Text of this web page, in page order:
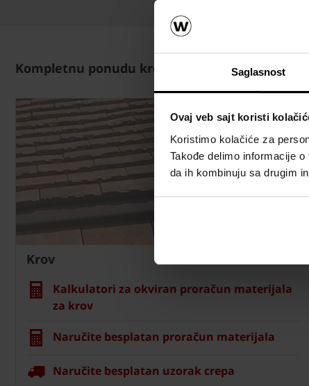
Saglasnost
Ovaj veb sajt koristi
Koristimo kolačiće za
Takođe delimo informacije
da ih kombinuju sa drugim
Kompletnu ponudu krovnih prozora i
Krov
Kalkulatori za okviran proračun materijala
za krov
Naručite besplatan proračun materijala
Naručite besplatan uzorak crepa